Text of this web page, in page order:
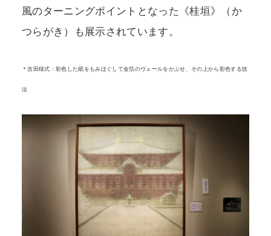
風のターニングポイントとなった《桂垣》（か
つらがき）も展示されています。
＊吉田様式：彩色した紙をもみほぐして金箔のヴェールをかぶせ、その上から彩色する技
法